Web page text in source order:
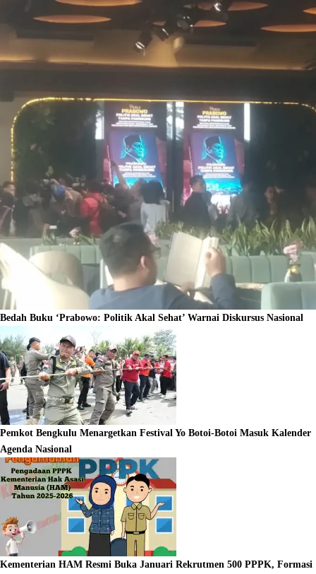
Bedah Buku ‘Prabowo: Politik Akal Sehat’ Warnai Diskursus Nasional
Pemkot Bengkulu Menargetkan Festival Yo Botoi-Botoi Masuk Kalender
Agenda Nasional
Kementerian HAM Resmi Buka Januari Rekrutmen 500 PPPK, Formasi